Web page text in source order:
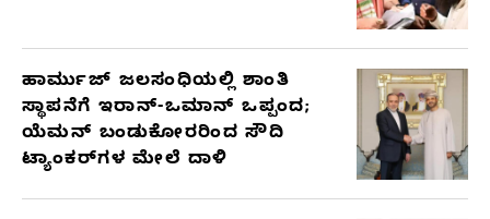
ಹಾರ್ಮುಜ್ ಜಲಸಂಧಿಯಲ್ಲಿ ಶಾಂತಿ
ಸ್ಥಾಪನೆಗೆ ಇರಾನ್-ಒಮಾನ್ ಒಪ್ಪಂದ;
ಯೆಮನ್ ಬಂಡುಕೋರರಿಂದ ಸೌದಿ
ಟ್ಯಾಂಕರ್‌ಗಳ ಮೇಲೆ ದಾಳಿ